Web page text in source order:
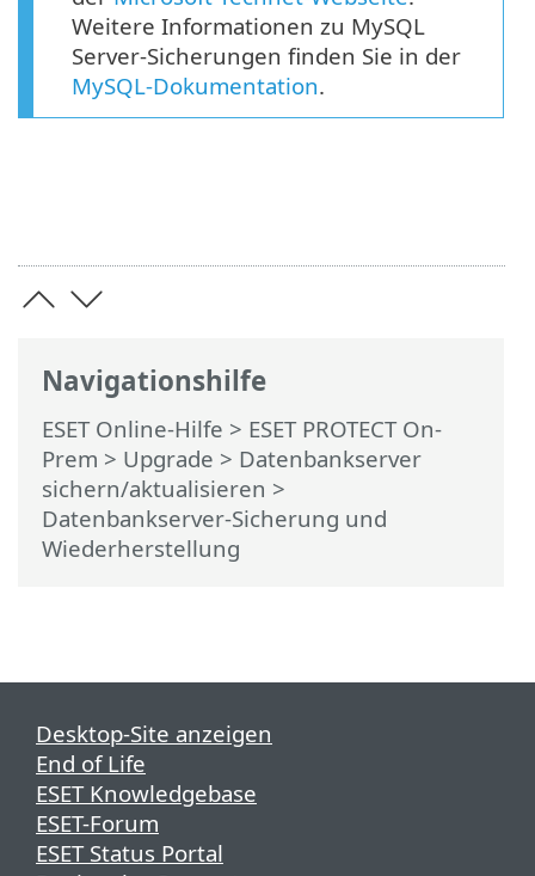
Navigationshilfe
ESET Online-Hilfe > ESET PROTECT On-
Prem > Upgrade > Datenbankserver
sichern/aktualisieren >
Datenbankserver-Sicherung und
Wiederherstellung
Weitere Informationen zu MySQL
Server-Sicherungen finden Sie in der
MySQL-Dokumentation.
Desktop-Site anzeigen
End of Life
ESET Knowledgebase
ESET-Forum
ESET Status Portal